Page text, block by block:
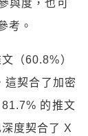
與度，也可
考。
（60.8%）
這契合了加密
的推文
度契合了 X